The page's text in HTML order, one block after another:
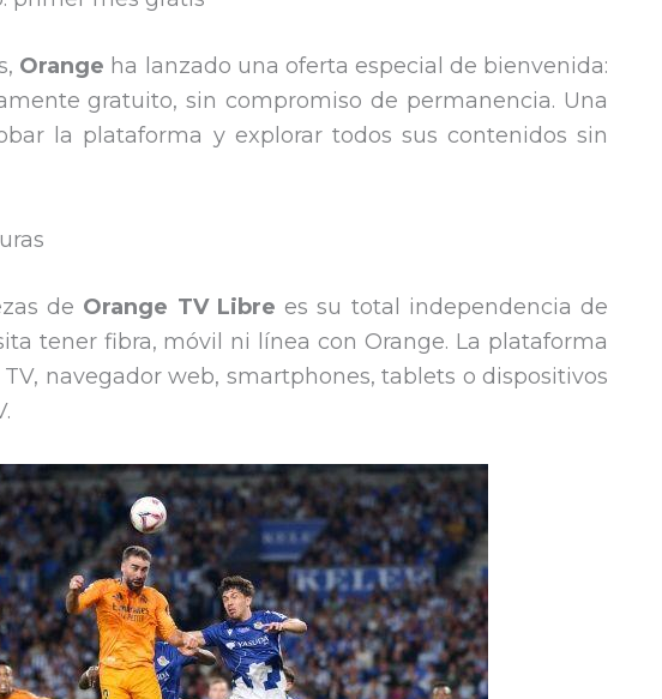
Orange ha lanzado una oferta especial de bienvenida:
gratuito, sin compromiso de permanencia. Una
la plataforma y explorar todos sus contenidos sin
de Orange TV Libre es su total independencia de
tener fibra, móvil ni línea con Orange. La plataforma
navegador web, smartphones, tablets o dispositivos